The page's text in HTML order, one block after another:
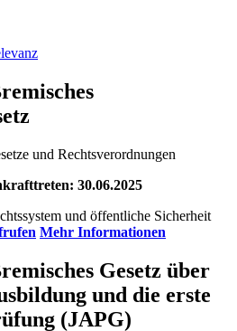
und Rechtsverordnungen
30.06.2025
Mehr Informationen
Gesetz über
und die erste
(JAPG)